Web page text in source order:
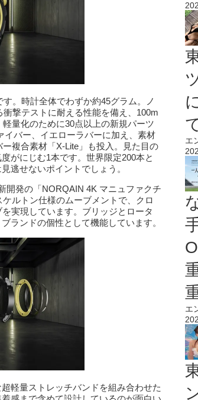
。時計全体でわずか約45グラム。ノ
撃テストに耐える性能を備え、100m
量化のために30点以上の新規パーツ
バー、イエローラバーに加え、素材
複合素材「X-Lite」も投入。見た目の
がにじむ1本です。世界限定200本と
逃せないポイントでしょう。
開発の「NORQAIN 4K マニュファクチ
ルトン仕様のムーブメントで、クロ
実現しています。ブリッジとロータ
ランドの個性として機能しています。
軽量ストレッチバンドを組み合わせた
エ
エ